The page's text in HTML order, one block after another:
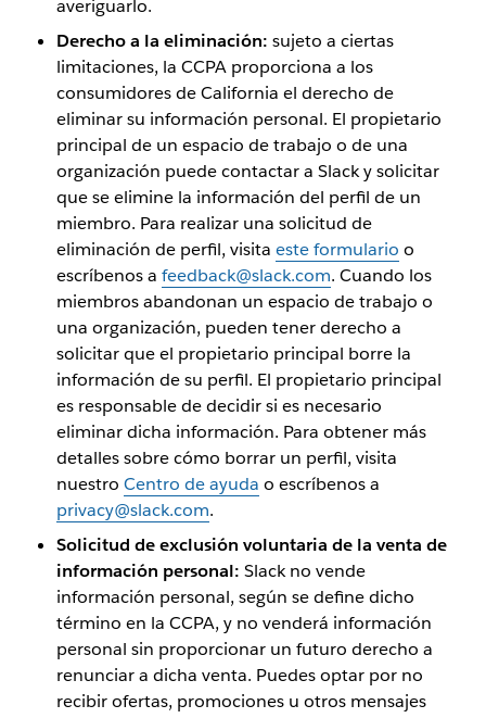
averiguarlo.
Derecho a la eliminación: sujeto a ciertas
limitaciones, la CCPA proporciona a los
consumidores de California el derecho de
eliminar su información personal. El propietario
principal de un espacio de trabajo o de una
organización puede contactar a Slack y solicitar
que se elimine la información del perfil de un
miembro. Para realizar una solicitud de
eliminación de perfil, visita este formulario o
escríbenos a feedback@slack.com. Cuando los
miembros abandonan un espacio de trabajo o
una organización, pueden tener derecho a
solicitar que el propietario principal borre la
información de su perfil. El propietario principal
es responsable de decidir si es necesario
eliminar dicha información. Para obtener más
detalles sobre cómo borrar un perfil, visita
nuestro Centro de ayuda o escríbenos a
privacy@slack.com.
Solicitud de exclusión voluntaria de la venta de
información personal: Slack no vende
información personal, según se define dicho
término en la CCPA, y no venderá información
personal sin proporcionar un futuro derecho a
renunciar a dicha venta. Puedes optar por no
recibir ofertas, promociones u otros mensajes